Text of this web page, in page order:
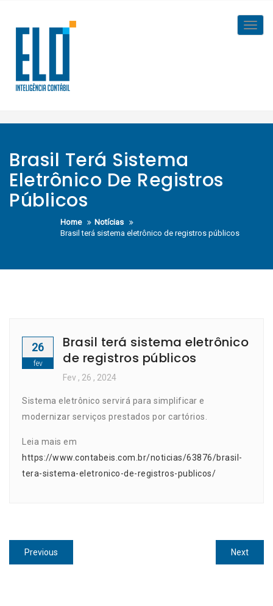
content
Brasil Terá Sistema
Eletrônico De Registros
Públicos
Home
Notícias
Brasil terá sistema eletrônico de registros públicos
26
fev
Brasil terá sistema eletrônico
de registros públicos
Fev , 26 , 2024
Sistema eletrônico servirá para simplificar e
modernizar serviços prestados por cartórios.
Leia mais em
https://www.contabeis.com.br/noticias/63876/brasil-
tera-sistema-eletronico-de-registros-publicos/
Navegação
de
Previous
post:
NextNext
post: